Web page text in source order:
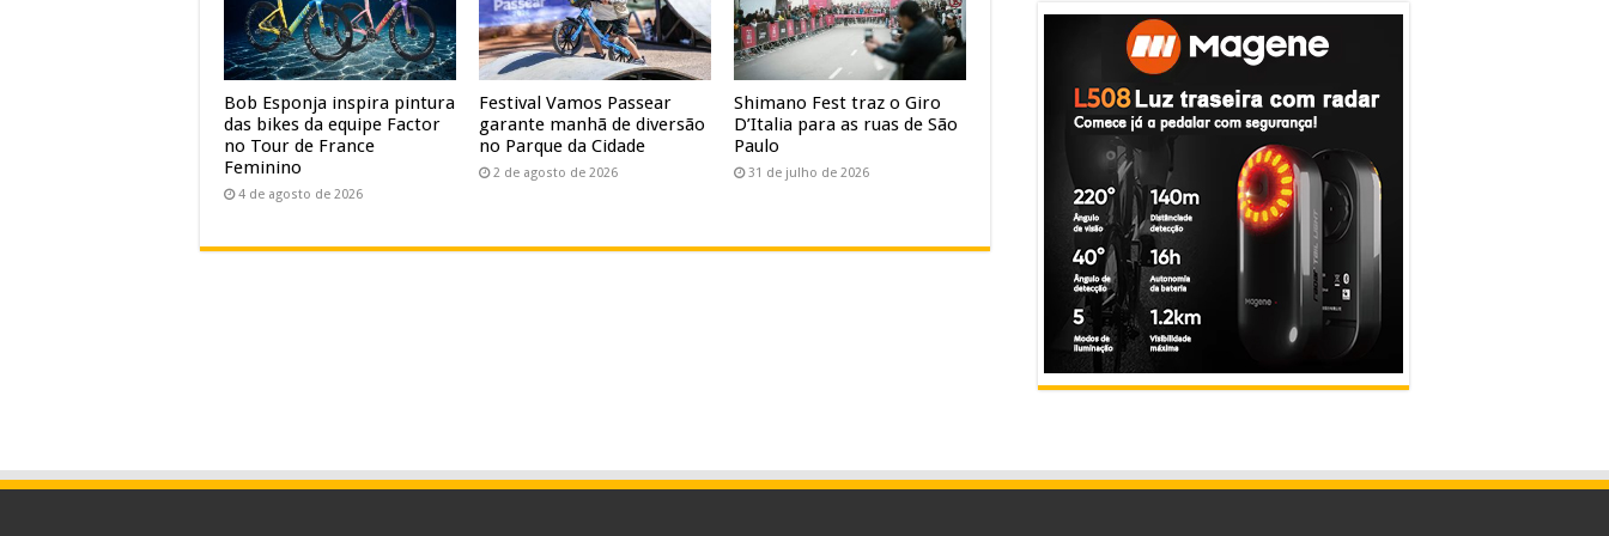
Bob Esponja inspira pintura
das bikes da equipe Factor
no Tour de France
Feminino
4 de agosto de 2026
Festival Vamos Passear
garante manhã de diversão
no Parque da Cidade
2 de agosto de 2026
Shimano Fest traz o Giro
D’Italia para as ruas de São
Paulo
31 de julho de 2026